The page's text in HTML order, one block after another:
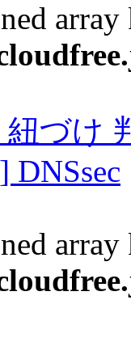
づけ
DNSsec